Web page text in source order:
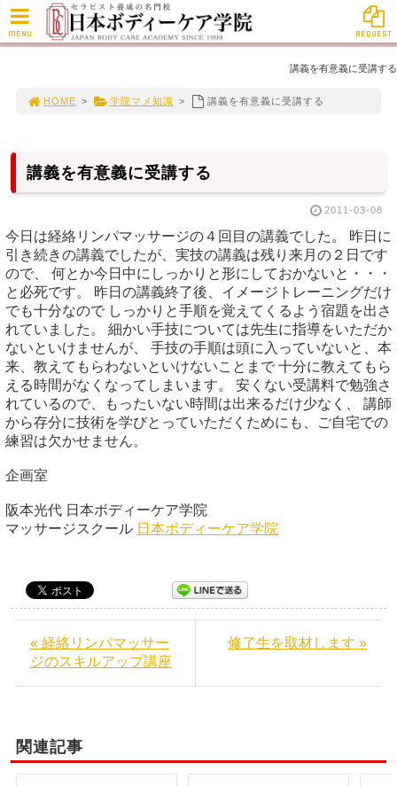
講義を有意義に受講する
HOME > 学院マメ知識 > 講義を有意義に受講する
講義を有意義に受講する
2011-03-08
今日は経絡リンパマッサージの４回目の講義でした。 昨日に
引き続きの講義でしたが、実技の講義は残り来月の２日です
ので、 何とか今日中にしっかりと形にしておかないと・・・
と必死です。 昨日の講義終了後、イメージトレーニングだけ
でも十分なので しっかりと手順を覚えてくるよう宿題を出さ
れていました。 細かい手技については先生に指導をいただか
ないといけませんが、 手技の手順は頭に入っていないと、本
来、教えてもらわないといけないことまで 十分に教えてもら
える時間がなくなってしまいます。 安くない受講料で勉強さ
れているので、もったいない時間は出来るだけ少なく、 講師
から存分に技術を学びとっていただくためにも、ご自宅での
練習は欠かせません。
企画室
阪本光代 日本ボディーケア学院
マッサージスクール 日本ボディーケア学院
« 経絡リンパマッサー
ジのスキルアップ講座
修了生を取材します »
関連記事
MENU REQUEST